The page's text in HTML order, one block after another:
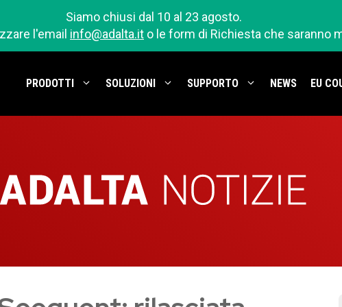
Siamo chiusi dal 10 al 23 agosto.
l'email info@adalta.it o le form di Richiesta che saranno
PRODOTTI SOLUZIONI SUPPORTO NEWS EU